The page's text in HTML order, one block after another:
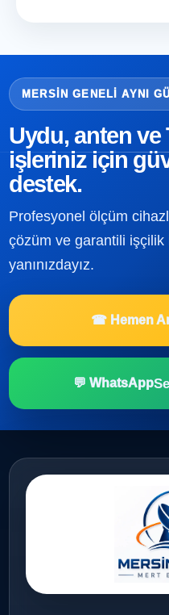
MERSIN GENELI AYNI
Uydu, anten ve
işleriniz için
destek.
Profesyonel ölçüm
çözüm ve garantili
yanınızdayız.
☎ Hemen
💬 WhatsApp